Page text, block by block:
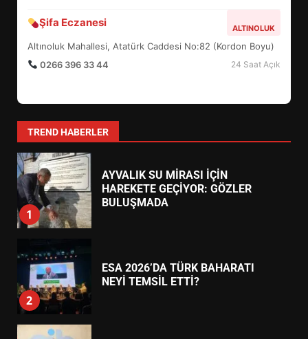
Şifa Eczanesi ALTINOLUK
Altınoluk Mahallesi, Atatürk Caddesi No:82 (Kordon Boyu)
0266 396 33 44
24 Saat Açık
TREND HABERLER
6
TURNUVASI KAYITLARI NEYİ
DEĞİŞTİRİYOR?
7
YENİ YÖNETİM NASIL
1
AYVALIK SU MİRASI İÇİN
HAREKETE GEÇİYOR: GÖZLER
BULUŞMADA
2
ESA 2026’DA TÜRK BAHARATI
NEYİ TEMSİL ETTİ?